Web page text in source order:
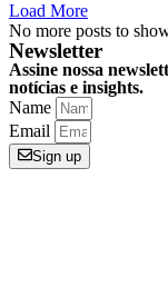
Load More
No more posts to
Newsletter
Assine nossa
notícias e insights.
Name
Email
Sign up